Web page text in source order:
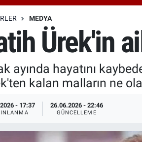
MEDYA
Ürek'in
ayında hayatını
kalan malların ne
- 17:37 26.06.2026 - 22:46
GÜNCELLEME